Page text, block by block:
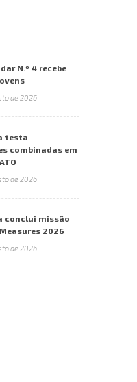
N.º 4 recebe
de 2026
testa
combinadas em
de 2026
conclui missão
2026
de 2026